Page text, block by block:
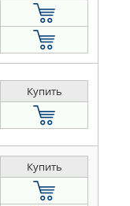
Купить
Купить